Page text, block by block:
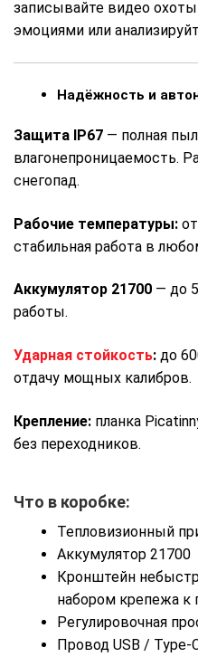
записывайте видео
эмоциями или
Надёжность и
Защита IP67 — полная
влагонепроницаемость.
снегопад.
Рабочие температуры:
стабильная работа в
Аккумулятор 21700 — до
работы.
Ударная стойкость: до
отдачу мощных калибров.
Крепление: планка
без переходников.
Что в коробке:
Тепловизионный
Аккумулятор 21700
Кронштейн
набором крепежа к
Регулировочная
Провод USB / Type-